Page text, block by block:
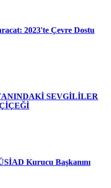
2023'te Çevre Dostu
SEVGİLİLER
Kurucu Başkanını